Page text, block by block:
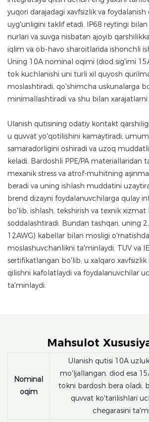
yuqori darajadagi xavfsizlik va
uyg'unligini taklif etadi. IP68 reytingi
nurlari va suvga nisbatan ajoyib
iqlim va ob-havo sharoitlarida ishonchli
Uning 10A nominal oqimi (diod sig'imi
tok kuchlanishi uni turli xil quyosh
moslashtiradi, qo'shimcha uskunalarga
minimallashtiradi va shu bilan
Ulanish qutisining odatiy kontakt
u quvvat yo'qotilishini kamaytiradi,
samaradorligini oshiradi va uzoq
keladi. Bardoshli PPE/PA materiallaridan
mexanik stress va atrof-muhitning
beradi va uning ishlash muddatini
brend dizayni foydalanuvchilarga qulay
bo'lib, ishlash, tekshirish va texnik xizmat
soddalashtiradi. Bundan tashqari, uning
12AWG) kabellar bilan mosligi o'rnatishda
moslashuvchanlikni ta'minlaydi. TUV va
sertifikatlangan bo'lib, u xalqaro xavfsizlik
qilishni kafolatlaydi va foydalanuvchilar
ta'minlaydi.
Mahsulot
Nominal
oqim
Ulanish qutisi 10A
mo'ljallangan, diod esa
tokni bardosh bera oladi,
quvvat ko'tarilishlari
chegarasini